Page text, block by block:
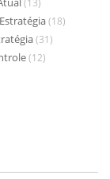
(13)
(18)
(31)
(12)